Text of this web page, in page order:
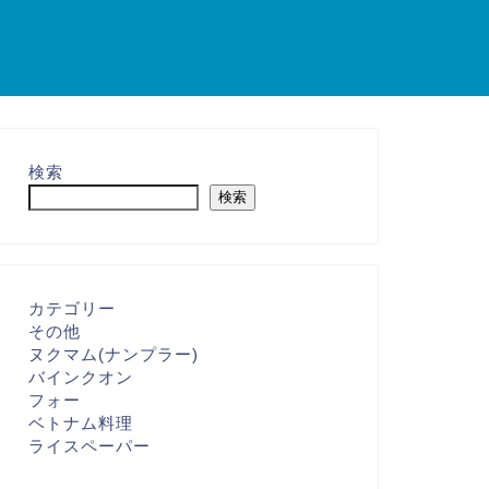
検索
検索
カテゴリー
その他
ヌクマム(ナンプラー)
バインクオン
フォー
ベトナム料理
ライスペーパー